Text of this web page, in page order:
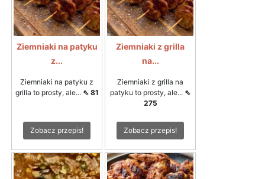
Ziemniaki na patyku
z...
Ziemniaki na patyku z
grilla to prosty, ale... ⇖ 81
Zobacz przepis!
Ziemniaki z grilla
na...
Ziemniaki z grilla na
patyku to prosty, ale... ⇖
275
Zobacz przepis!